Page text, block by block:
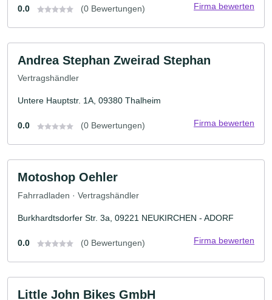
0.0 (0 Bewertungen) Firma bewerten
Andrea Stephan Zweirad Stephan
Vertragshändler
Untere Hauptstr. 1A, 09380 Thalheim
0.0 (0 Bewertungen) Firma bewerten
Motoshop Oehler
Fahrradladen · Vertragshändler
Burkhardtsdorfer Str. 3a, 09221 NEUKIRCHEN - ADORF
0.0 (0 Bewertungen) Firma bewerten
Little John Bikes GmbH